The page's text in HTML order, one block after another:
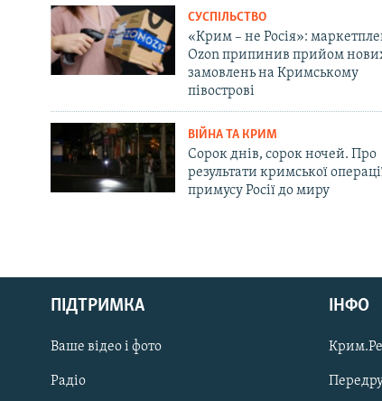
Русский
Qırımtatar
ДОЛУЧАЙСЯ!
СУСПІЛЬСТВО
«Крим – не Росія»:
Ozon припинив прийом
замовлень на Кримському
півострові
ВІЙНА ТА КРИМ
Сорок днів, сорок ночей. Про
результати кримської
примусу Росії до миру
ПІДТРИМКА
Ваше відео і фото
Радіо
ІНФО